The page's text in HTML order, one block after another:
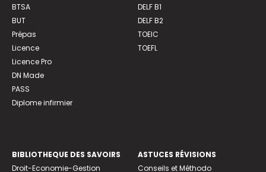
BTSA
BUT
Prépas
Licence
Licence Pro
DN Made
PASS
Diplome infirmier
DELF B1
DELF B2
TOEIC
TOEFL
BIBLIOTHEQUE DES SAVOIRS
Droit-Economie-Gestion
ASTUCES RÉVISIONS
Conseils et Méthodo